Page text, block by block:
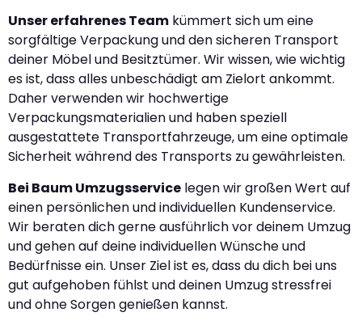
Unser erfahrenes Team kümmert sich um eine
sorgfältige Verpackung und den sicheren Transport
deiner Möbel und Besitztümer. Wir wissen, wie wichtig
es ist, dass alles unbeschädigt am Zielort ankommt.
Daher verwenden wir hochwertige
Verpackungsmaterialien und haben speziell
ausgestattete Transportfahrzeuge, um eine optimale
Sicherheit während des Transports zu gewährleisten.
Bei Baum Umzugsservice legen wir großen Wert auf
einen persönlichen und individuellen Kundenservice.
Wir beraten dich gerne ausführlich vor deinem Umzug
und gehen auf deine individuellen Wünsche und
Bedürfnisse ein. Unser Ziel ist es, dass du dich bei uns
gut aufgehoben fühlst und deinen Umzug stressfrei
und ohne Sorgen genießen kannst.